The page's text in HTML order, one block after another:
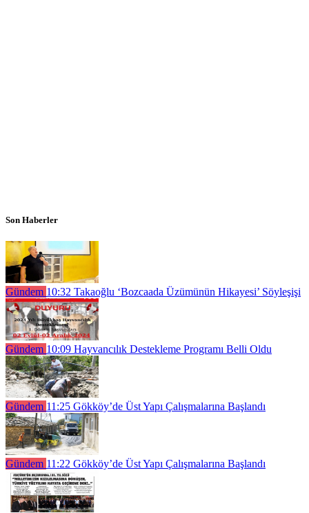
Son Haberler
Gündem 10:32 Takaoğlu ‘Bozcaada Üzümünün Hikayesi’ Söyleşişi
Gündem 10:09 Hayvancılık Destekleme Programı Belli Oldu
Gündem 11:25 Gökköy’de Üst Yapı Çalışmalarına Başlandı
Gündem 11:22 Gökköy’de Üst Yapı Çalışmalarına Başlandı